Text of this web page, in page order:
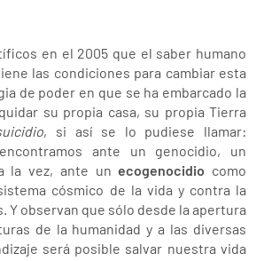
en el 2005 que el saber humano
las condiciones para cambiar esta
de poder en que se ha embarcado la
su propia casa, su propia Tierra
, si así se lo pudiese llamar:
ante un genocidio, un
la vez, ante unecogenocidio como
cósmico de la vida y contra la
Y observan que sólo desde la apertura
de la humanidad y a las diversas
será posible salvar nuestra vida